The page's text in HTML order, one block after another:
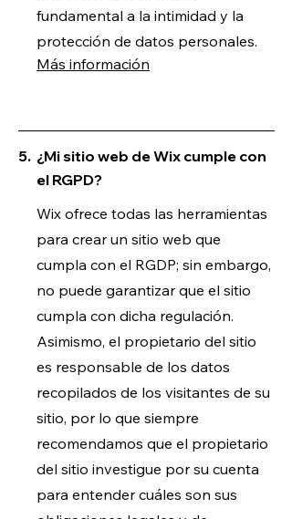
fundamental a la intimidad y la
protección de datos personales.
Más información
5. ¿Mi sitio web de Wix cumple con
el RGPD?
Wix ofrece todas las herramientas
para crear un sitio web que
cumpla con el RGDP; sin embargo,
no puede garantizar que el sitio
cumpla con dicha regulación.
Asimismo, el propietario del sitio
es responsable de los datos
recopilados de los visitantes de su
sitio, por lo que siempre
recomendamos que el propietario
del sitio investigue por su cuenta
para entender cuáles son sus